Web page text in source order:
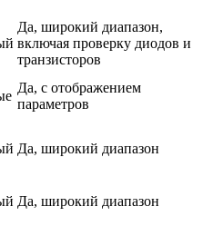
Да, широкий диапазон,
включая проверку диодов и
транзисторов
Да, с отображением
параметров
Да, широкий диапазон
Да, широкий диапазон